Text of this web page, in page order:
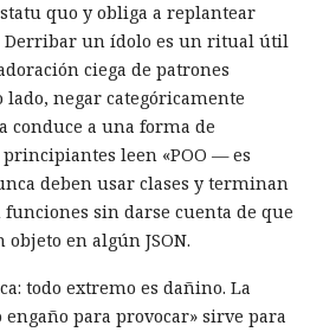
quo y obliga a replantear
Derribar un ídolo es un ritual útil
ciega de patrones
lado, negar categóricamente
a una forma de
leen «POO — es
deben usar clases y terminan
sin darse cuenta de que
en algún JSON.
todo extremo es dañino. La
para provocar» sirve para